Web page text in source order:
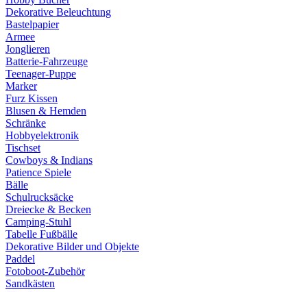
Dekorative Beleuchtung
Bastelpapier
Armee
Jonglieren
Batterie-Fahrzeuge
Teenager-Puppe
Marker
Furz Kissen
Blusen & Hemden
Schränke
Hobbyelektronik
Tischset
Cowboys & Indians
Patience Spiele
Bälle
Schulrucksäcke
Dreiecke & Becken
Camping-Stuhl
Tabelle Fußbälle
Dekorative Bilder und Objekte
Paddel
Fotoboot-Zubehör
Sandkästen